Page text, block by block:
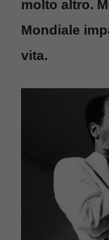
molto altro.
Mondiale
vita.